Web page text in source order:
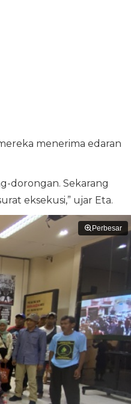
menerima edaran
dorongan. Sekarang
eksekusi,” ujar Eta.
Perbesar